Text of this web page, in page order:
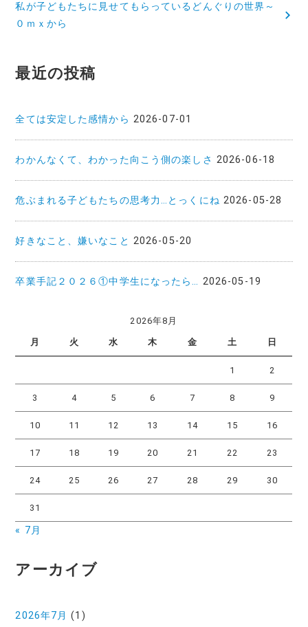
ナ
ゲ
シ
ョ
ン
私が子どもたちに見せてもらっているどんぐりの世界～
０ｍｘから
最近の投稿
全ては安定した感情から 2026-07-01
わかんなくて、わかった向こう側の楽しさ 2026-06-18
危ぶまれる子どもたちの思考力…とっくにね 2026-05-28
好きなこと、嫌いなこと 2026-05-20
卒業手記２０２６①中学生になったら… 2026-05-19
2026年8月
月 火 水 木 金 土 日
1 2
3 4 5 6 7 8 9
10 11 12 13 14 15 16
17 18 19 20 21 22 23
24 25 26 27 28 29 30
31
« 7月
アーカイブ
2026年7月 (1)